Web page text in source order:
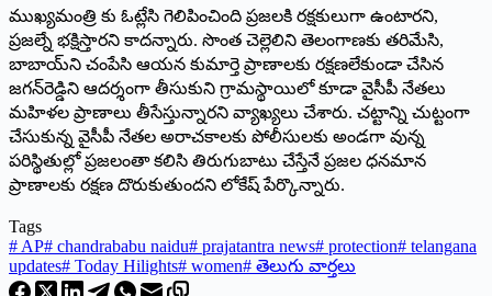
ముఖ్యమంత్రి కు ఓట్లేసి గెలిపించింది ప్రజలకి రక్షకులుగా ఉంటారని,
ప్రజల్నే భక్షిస్తారని కాదన్నారు. సొంత చెల్లెలిని తెలంగాణకు తరిమేసి,
బాబాయ్‌ని చంపేసి ఆయన కుమార్తె ప్రాణాలకు రక్షణలేకుండా చేసిన
జగన్‌రెడ్డిని ఆదర్శంగా తీసుకుని గ్రామస్థాయిలో కూడా వైసీపీ నేతలు
మహిళల ప్రాణాలు తీసేస్తున్నారని వ్యాఖ్యలు చేశారు. చట్టాన్ని చుట్టంగా
చేసుకున్న వైసీపీ నేతల అరాచకాలకు పోలీసులకు అండగా వున్న
పరిస్థితుల్లో ప్రజలంతా కలిసి తిరుగుబాటు చేస్తేనే ప్రజల ధనమాన
ప్రాణాలకు రక్షణ దొరుకుతుందని లోకేష్‌ ‌పేర్కొన్నారు.
Tags
# AP# chandrababu naidu# prajatantra news# protection# telangana
updates# Today Hilights# women# తెలుగు వార్తలు